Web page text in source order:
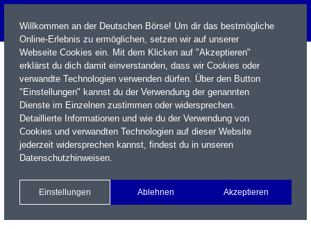
Name / WKN / ISIN / Kürzel
Xetra Realtime
Watchlist Portfolio Login
Willkommen an der Deutschen Börse! Um dir das bestmögliche
Online-Erlebnis zu ermöglichen, setzen wir auf unserer
Webseite Cookies ein. Mit dem Klicken auf "Akzeptieren"
erklärst du dich damit einverstanden, dass wir Cookies oder
verwandte Technologien verwenden dürfen. Über den Button
"Einstellungen" kannst du der Verwendung der genannten
Dienste im Einzelnen zustimmen oder widersprechen.
Detaillierte Informationen und wie du der Verwendung von
Cookies und verwandten Technologien auf dieser Website
jederzeit widersprechen kannst, findest du in unseren
Datenschutzhinweisen.
Einstellungen Ablehnen Akzeptieren